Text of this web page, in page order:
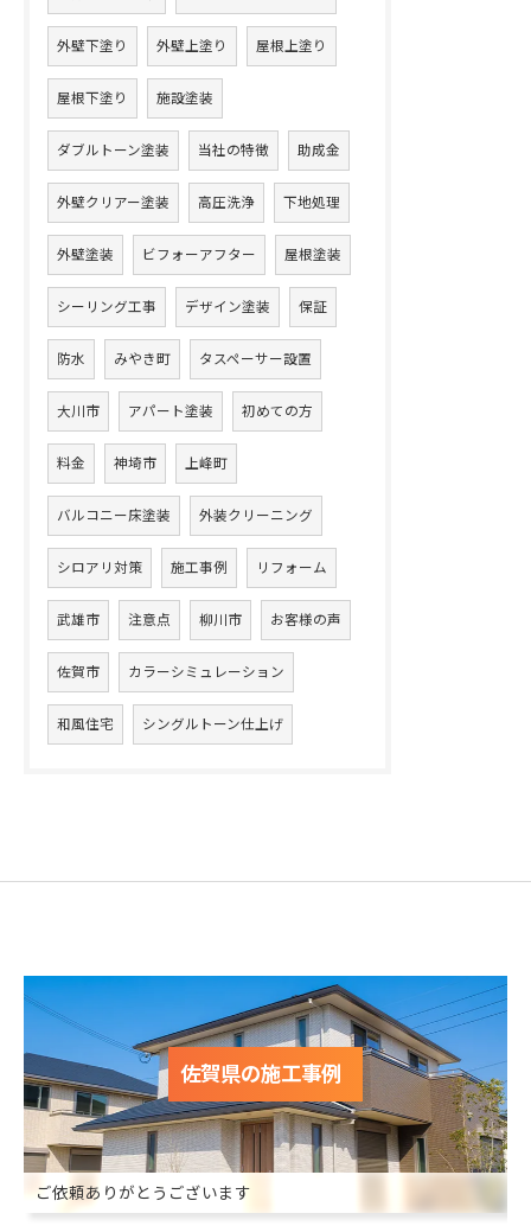
外壁下塗り 外壁上塗り 屋根上塗り
屋根下塗り 施設塗装
ダブルトーン塗装 当社の特徴 助成金
外壁クリアー塗装 高圧洗浄 下地処理
外壁塗装 ビフォーアフター 屋根塗装
シーリング工事 デザイン塗装 保証
防水 みやき町 タスペーサー設置
大川市 アパート塗装 初めての方
料金 神埼市 上峰町
バルコニー床塗装 外装クリーニング
シロアリ対策 施工事例 リフォーム
武雄市 注意点 柳川市 お客様の声
佐賀市 カラーシミュレーション
和風住宅 シングルトーン仕上げ
佐賀県の施工事例
ご依頼ありがとうございます